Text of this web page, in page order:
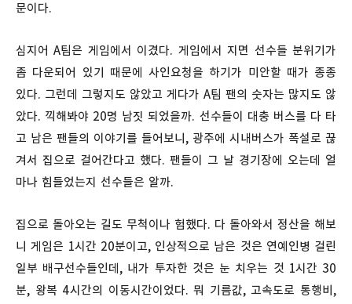
문이다.
심지어 A팀은 게임에서 이겼다. 게임에서 지면 선수들 분위기가
좀 다운되어 있기 때문에 사인요청을 하기가 미안할 때가 종종
있다. 그런데 그렇지도 않았고 게다가 A팀 팬의 숫자는 많지도 않
았다. 끽해봐야 20명 남짓 되었을까. 선수들이 대충 버스를 다 타
고 남은 팬들의 이야기를 들어보니, 광주에 시내버스가 폭설로 끊
겨서 집으로 걸어간다고 했다. 팬들이 그 날 경기장에 오는데 얼
마나 힘들었는지 선수들은 알까.
집으로 돌아오는 길도 무척이나 험했다. 다 돌아와서 정산을 해보
니 게임은 1시간 20분이고, 인상적으로 남은 것은 연예인병 걸린
일부 배구선수들인데, 내가 투자한 것은 눈 치우는 것 1시간 30
분, 왕복 4시간의 이동시간이었다. 뭐 기름값, 고속도로 통행비,